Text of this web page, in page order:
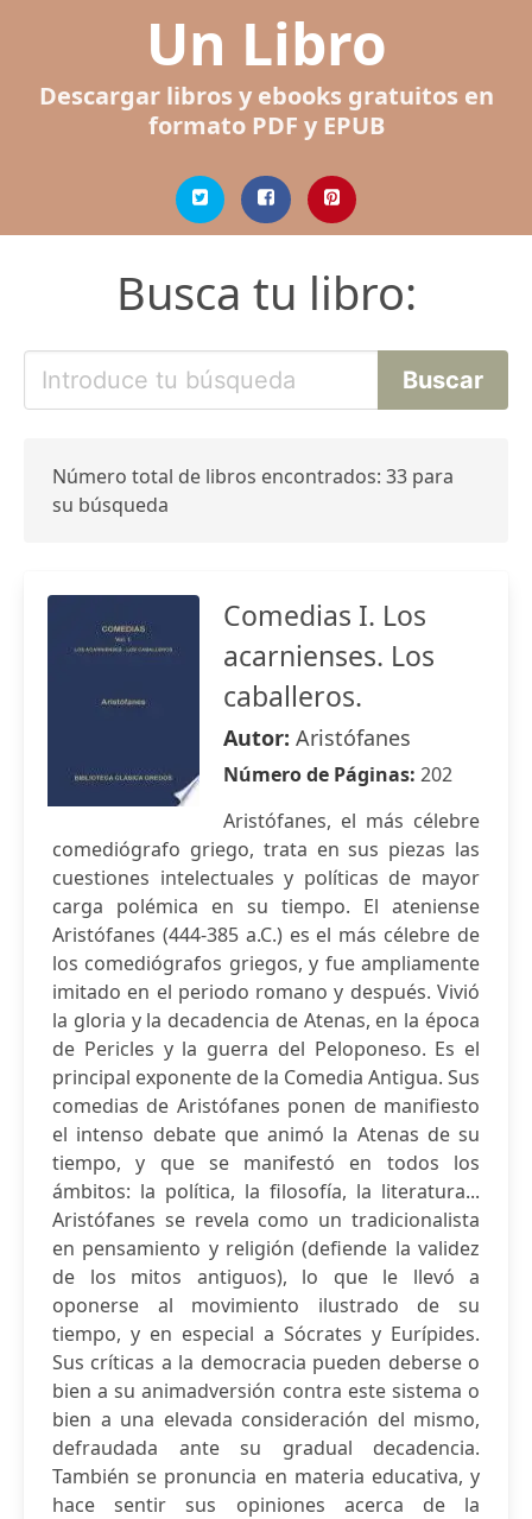
Un Libro
Descargar libros y ebooks gratuitos en
formato PDF y EPUB
Busca tu libro:
Número total de libros encontrados: 33 para
su búsqueda
Comedias I. Los
acarnienses. Los
caballeros.
Autor: Aristófanes
Número de Páginas: 202
Aristófanes, el más célebre
comediógrafo griego, trata en sus piezas las
cuestiones intelectuales y políticas de mayor
carga polémica en su tiempo. El ateniense
Aristófanes (444-385 a.C.) es el más célebre de
los comediógrafos griegos, y fue ampliamente
imitado en el periodo romano y después. Vivió
la gloria y la decadencia de Atenas, en la época
de Pericles y la guerra del Peloponeso. Es el
principal exponente de la Comedia Antigua. Sus
comedias de Aristófanes ponen de manifiesto
el intenso debate que animó la Atenas de su
tiempo, y que se manifestó en todos los
ámbitos: la política, la filosofía, la literatura...
Aristófanes se revela como un tradicionalista
en pensamiento y religión (defiende la validez
de los mitos antiguos), lo que le llevó a
oponerse al movimiento ilustrado de su
tiempo, y en especial a Sócrates y Eurípides.
Sus críticas a la democracia pueden deberse o
bien a su animadversión contra este sistema o
bien a una elevada consideración del mismo,
defraudada ante su gradual decadencia.
También se pronuncia en materia educativa, y
hace sentir sus opiniones acerca de la